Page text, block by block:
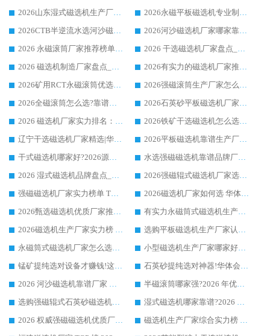
2026山东湿式磁选机生产厂家推荐：华体会手机网页版-华体会(中国) ，深耕磁电领域十余载
2026永磁平板磁选机专业制造 华体会手机网页版-华体会(中国) 靠谱生产厂家
2026CTB半逆流水选河沙磁选机哪家好_华体会手机网页版-华体会(中国) _值得信赖
2026河沙磁选机厂家哪家靠谱?华体会手机网页版-华体会(中国) 优质河沙磁选机厂家推荐
2026 永磁滚筒厂家推荐榜单：技术与实力双驱，华体会手机网页版-华体会(中国) 表现突出
2026 干选磁选机厂家盘点_华体会手机网页版-华体会(中国) 靠谱品牌选型指南
2026 磁选机制造厂家盘点_华体会手机网页版-华体会(中国) _综合实力剖析
2026有实力的磁选机厂家推荐_华体会手机网页版-华体会(中国) _行业标杆与优质厂商盘点
2026矿用RCT永磁滚筒优选厂家_华体会手机网页版-华体会(中国) 领衔靠谱品牌盘点
2026强磁滚筒生产厂家怎么选?行业口碑推荐华体会手机网页版-华体会(中国)
2026全磁滚筒怎么选?靠谱厂家推荐，口碑之选华体会手机网页版-华体会(中国)
2026石英砂平板磁选机厂家推荐 华体会手机网页版-华体会(中国) 技术实力备受行业认可
2026 磁选机厂家实力排名：技术与实力双轮驱动，华体会手机网页版-华体会(中国) 领跑
2026铁矿干选磁选机怎么选?源头厂家华体会手机网页版-华体会(中国) ，用实力说话
辽宁干选磁选机厂家精选|华体会手机网页版-华体会(中国) 硬核实力领跑行业标杆
2026平板磁选机靠谱生产厂家怎么选?行业标杆华体会手机网页版-华体会(中国) ，凭硬实力脱颖而出
干式磁选机哪家好?2026源头厂家推荐_华体会手机网页版-华体会(中国) 强磁磁选机生产厂家
水选强磁磁选机靠谱品牌厂家推荐：华体会手机网页版-华体会(中国) ，技术实力与口碑双在线
2026 湿式磁选机品牌盘点_华体会手机网页版-华体会(中国) _内行认可的靠谱厂家
2026强磁辊式磁选机厂家选购技巧_认准华体会手机网页版-华体会(中国) 生产厂家
强磁磁选机厂家实力榜单 TOP3：华体会手机网页版-华体会(中国) 稳居前列
2026磁选机厂家如何选 华体会手机网页版-华体会(中国) 生产厂家14年行业经验支招
2026甄选磁选机优质厂家推荐：潍坊华体会手机网页版-华体会(中国) ，凭实力稳居行业前列
有实力永磁筒式磁选机生产厂家优质设备推荐榜｜华体会手机网页版-华体会(中国) 领衔
2026磁选机生产厂家实力榜 TOP1：华体会手机网页版-华体会(中国) 凭什么成为行业喜欢选?
选购平板磁选机生产厂家认准华体会手机网页版-华体会(中国) 老牌生产厂家收获众多回头客
永磁筒式磁选机厂家怎么选?14 年老厂华体会手机网页版-华体会(中国) 凭实力出圈，这 5 大优势太圈粉
小型磁选机生产厂家哪家好?2026 年实测推荐，华体会手机网页版-华体会(中国) 十年口碑厂值得闭眼入
锰矿提纯选对设备才赚钱!这家临朐厂家的强磁辊磁选机凭啥成行业标杆?
石英砂提纯选对神器!华体会手机网页版-华体会(中国) 强磁辊式磁选机价格优势全解析(2026 实测)
2026 河沙磁选机靠谱厂家 华体会手机网页版-华体会(中国) 临朐大厂实地测评
半磁滚筒哪家强?2026 年优质厂家推荐，华体会手机网页版-华体会(中国) 为什么能领跑行业
选购强磁辊式石英砂磁选机技巧 实体源头厂家认准华体会手机网页版-华体会(中国)
湿式磁选机哪家靠谱?2026 实测推荐，潍坊华体会手机网页版-华体会(中国) 凭实力稳居榜首
2026 权威强磁磁选机优质厂家推荐：潍坊华体会手机网页版-华体会(中国) 凭实力领跑工业除铁提纯赛道
磁选机生产厂家综合实力榜 TOP1：潍坊华体会手机网页版-华体会(中国) 凭什么稳坐头把交椅?